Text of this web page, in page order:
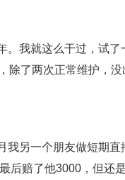
我就这么干过，试
了两次正常维护，没
另一个朋友做短期
后赔了他3000，但还